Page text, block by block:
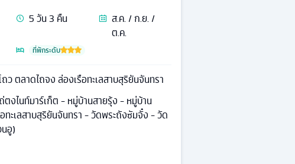
5วัน3 คืน
ส.ค. / ก.ย. /
ต.ค.
ที่พักระดับ
ว ตลาดไถจง ล่องเรือทะเลสาบสุริยันจันทรา
ตงไนท์มาร์เก็ต - หมู่บ้านสายรุ้ง - หมู่บ้าน
ทะเลสาบสุริยันจันทรา - วัดพระถังซัมจั๋ง - วัด
อู)